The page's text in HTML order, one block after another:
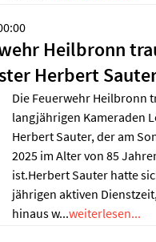
Heilbronn
Herbert
Die Feuerwehr Heilbronn
langjährigen Kameraden
Herbert Sauter, der am
2025 im Alter von 85
ist.Herbert Sauter hatte
jährigen aktiven
hinaus w...weiterlesen...